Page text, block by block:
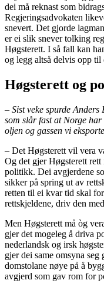
dei må reknast som
Regjeringsadvokaten
snevert. Det gjorde
er ei slik snever tolking
Høgsterett. I så fall kan
og legg altså delvis opp til
Høgsterett og
– Sist veke spurde Anders
som slår fast at Norge
oljen og gassen vi
– Det Høgsterett vil vera
Og det gjer Høgsterett
politikk. Dei avgjerdene
sikker på spring ut av
retten til ei kvar tid skal
rettskjeldene, driv den
Men Høgsterett må òg
gjer det mogeleg å driva
nederlandsk og irsk
gjer dei same omsyna
domstolane nøye på å
avgjerd som gav rom for